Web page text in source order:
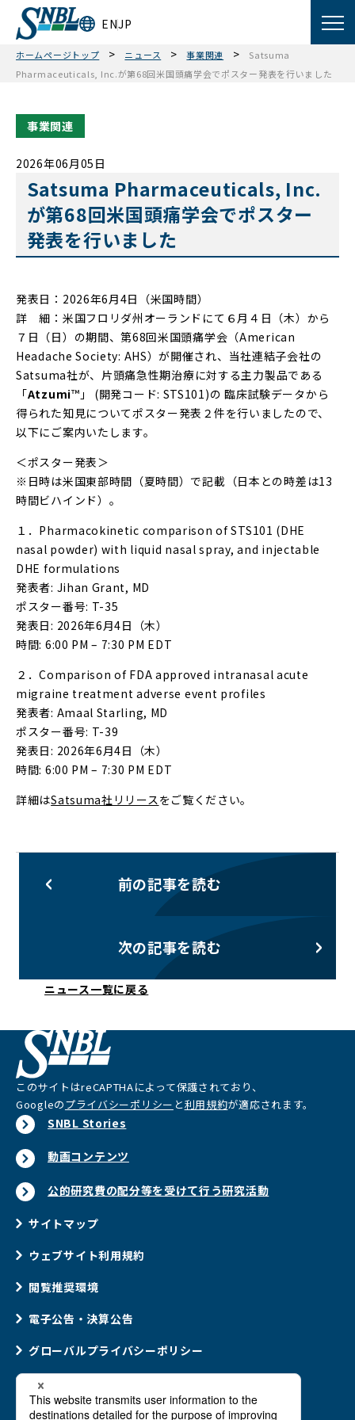
ENJP
ホームページトップ > ニュース > 事業関連 >
Satsuma
Pharmaceuticals, Inc.が第68回米国頭痛学会でポスター発表を行いました
Satsuma Pharmaceuticals, Inc.
が第68回米国頭痛学会でポスター
発表を行いました
2026年06月05日
事業関連
発表日：2026年6月4日（米国時間）
詳 細：米国フロリダ州オーランドにて６月４日（木）から
７日（日）の期間、第68回米国頭痛学会（American
Headache Society: AHS）が開催され、当社連結子会社の
Satsuma社が、片頭痛急性期治療に対する主力製品である
「Atzumi™」 (開発コード: STS101)の 臨床試験データから
得られた知見についてポスター発表２件を行いましたので、
以下にご案内いたします。
＜ポスター発表＞
※日時は米国東部時間（夏時間）で記載（日本との時差は13
時間ビハインド）。
１．Pharmacokinetic comparison of STS101 (DHE
nasal powder) with liquid nasal spray, and injectable
DHE formulations
発表者: Jihan Grant, MD
ポスター番号: T-35
発表日: 2026年6月4日（木）
時間: 6:00 PM – 7:30 PM EDT
２．Comparison of FDA approved intranasal acute
migraine treatment adverse event profiles
発表者: Amaal Starling, MD
ポスター番号: T-39
発表日: 2026年6月4日（木）
時間: 6:00 PM – 7:30 PM EDT
詳細はSatsuma社リリース をご覧ください。
前の記事を読む
次の記事を読む
ニュース一覧に戻る
このサイトはreCAPTHAによって保護されており、
Googleのプライバシーポリシー と利用規約が適応されます。
SNBL Stories
動画コンテンツ
公的研究費の配分等を受けて行う研究活動
サイトマップ
ウェブサイト利用規約
閲覧推奨環境
電子公告・決算公告
グローバルプライバシーポリシー
ウェブアクセシビリティポリシー
ソーシャルメディアポリシー